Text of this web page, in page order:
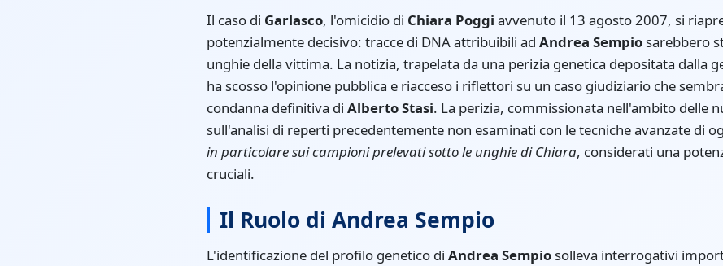
Il caso di Garlasco, l'omicidio di Chiara Poggi avvenuto il 13 agosto 2007, si
potenzialmente decisivo: tracce di DNA attribuibili ad Andrea Sempiosarebbero
unghie della vittima. La notizia, trapelata da una perizia genetica depositata dalla
ha scosso l'opinione pubblica e riacceso i riflettori su un caso giudiziario che
condanna definitiva di Alberto Stasi. La perizia, commissionata nell'ambito delle
sull'analisi di reperti precedentemente non esaminati con le tecniche avanzate di
in particolare sui campioni prelevati sotto le unghie di Chiara, considerati una
cruciali.
Il Ruolo di Andrea Sempio
L'identificazione del profilo genetico di Andrea Sempiosolleva interrogativi